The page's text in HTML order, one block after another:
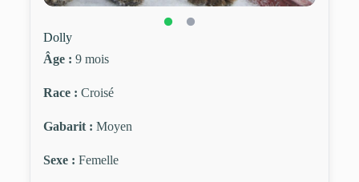
Dolly
Âge : 9 mois
Race : Croisé
Gabarit : Moyen
Sexe : Femelle